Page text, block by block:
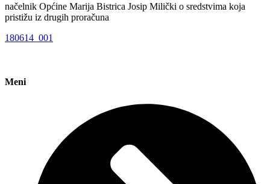
načelnik Općine Marija Bistrica Josip Milički o sredstvima koja
pristižu iz drugih proračuna
180614_001
Meni